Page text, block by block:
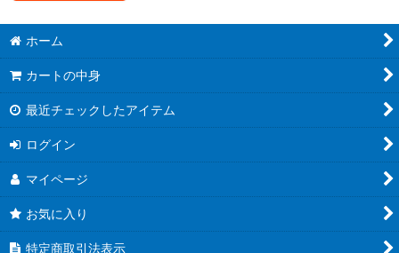
ホーム
カートの中身
最近チェックしたアイテム
ログイン
マイページ
お気に入り
特定商取引法表示